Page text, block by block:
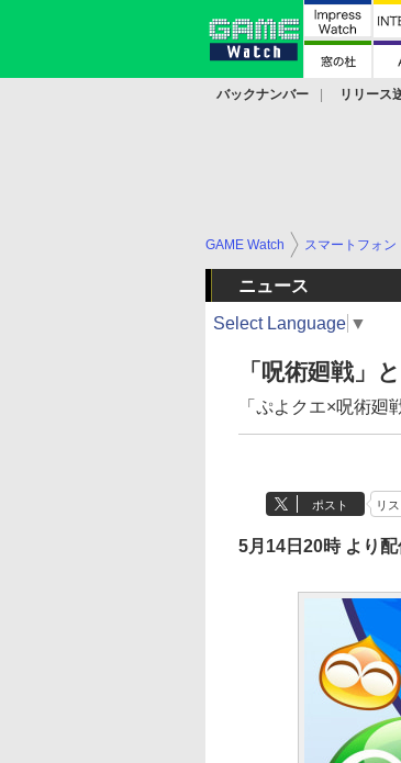
バックナンバー リリース
GAME Watch スマートフォン
ニュース
Select Language ▼
「呪術廻戦」
「ぷよクエ×呪術廻
ポスト リス
5月14日20時 より配